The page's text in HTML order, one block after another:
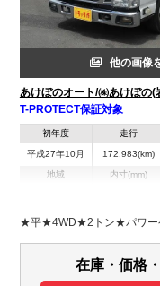
他の画像
あけぼのオート/㈱あけぼの(
T-PROTECT保証対象
初年度
平成27年10月
走行
172,983(km)
地域 内寸(mm)
H:380
エアコン パワステ パワー
★平★4WD★2トン★パワー
在庫・価格